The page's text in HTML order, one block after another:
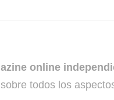
online
todos los